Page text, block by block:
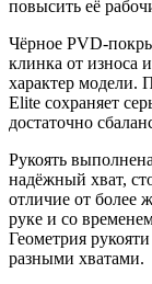
повысить её
Чёрное PVD-
клинка от износа
характер модели.
Elite сохраняет
достаточно
Рукоять
надёжный хват,
отличие от более
руке и со
Геометрия
разными хватами.